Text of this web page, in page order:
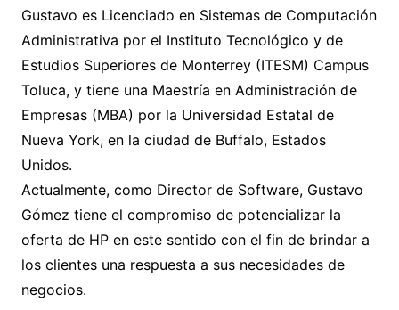
Gustavo es Licenciado en Sistemas de Computación
Administrativa por el Instituto Tecnológico y de
Estudios Superiores de Monterrey (ITESM) Campus
Toluca, y tiene una Maestría en Administración de
Empresas (MBA) por la Universidad Estatal de
Nueva York, en la ciudad de Buffalo, Estados
Unidos.
Actualmente, como Director de Software, Gustavo
Gómez tiene el compromiso de potencializar la
oferta de HP en este sentido con el fin de brindar a
los clientes una respuesta a sus necesidades de
negocios.